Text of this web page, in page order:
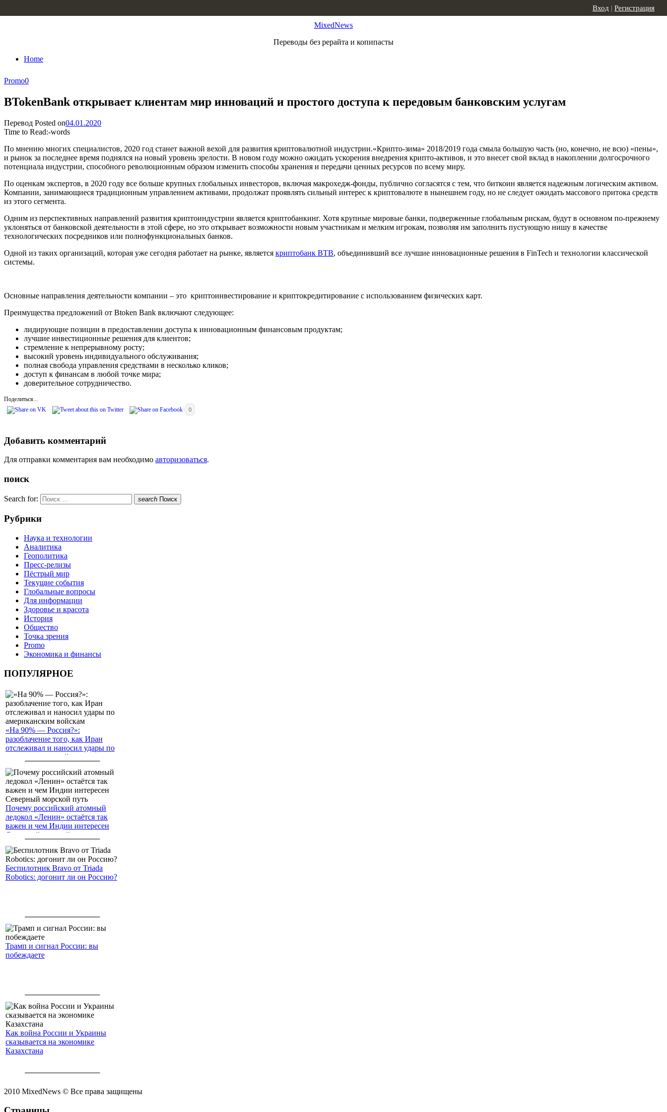
MixedNews
Переводы без рерайта и копипасты
Home
Вход | Регистрация
Promo0
BTokenBank открывает клиентам мир инноваций и простого доступа к передовым банковским услугам
Перевод Posted on04.01.2020
Time to Read:-words
По мнению многих специалистов, 2020 год станет важной вехой для развития криптовалютной индустрии.«Крипто-зима» 2018/2019 года смыла большую часть (но, конечно, не всю) «пены»,
и рынок за последнее время поднялся на новый уровень зрелости. В новом году можно ожидать ускорения внедрения крипто-активов, и это внесет свой вклад в накоплении долгосрочного
потенциала индустрии, способного революционным образом изменить способы хранения и передачи ценных ресурсов по всему миру.
По оценкам экспертов, в 2020 году все больше крупных глобальных инвесторов, включая макрохедж-фонды, публично согласятся с тем, что биткоин является надежным логическим активом.
Компании, занимающиеся традиционным управлением активами, продолжат проявлять сильный интерес к криптовалюте в нынешнем году, но не следует ожидать массового притока средств
из этого сегмента.
Одним из перспективных направлений развития криптоиндустрии является криптобанкинг. Хотя крупные мировые банки, подверженные глобальным рискам, будут в основном по-прежнему
уклоняться от банковской деятельности в этой сфере, но это открывает возможности новым участникам и мелким игрокам, позволяя им заполнить пустующую нишу в качестве
технологических посредников или полнофункциональных банков.
Одной из таких организаций, которая уже сегодня работает на рынке, является криптобанк BTB, объединивший все лучшие инновационные решения в FinTech и технологии классической
системы.
Основные направления деятельности компании – это криптоинвестирование и криптокредитирование с использованием физических карт.
Преимущества предложений от Btoken Bank включают следующее:
лидирующие позиции в предоставлении доступа к инновационным финансовым продуктам;
лучшие инвестиционные решения для клиентов;
стремление к непрерывному росту;
высокий уровень индивидуального обслуживания;
полная свобода управления средствами в несколько кликов;
доступ к финансам в любой точке мира;
доверительное сотрудничество.
Поделиться...
0
Добавить комментарий
Для отправки комментария вам необходимо авторизоваться.
поиск
Search for: search Поиск
Рубрики
Наука и технологии
Аналитика
Геополитика
Пресс-релизы
Пёстрый мир
Текущие события
Глобальные вопросы
Для информации
Здоровье и красота
История
Общество
Точка зрения
Promo
Экономика и финансы
ПОПУЛЯРНОЕ
«На 90% — Россия?»:
разоблачение того, как Иран
отслеживал и наносил удары по
американским войскам
Почему российский атомный
ледокол «Ленин» остаётся так
важен и чем Индии интересен
Северный морской путь
Беспилотник Bravo от Triada
Robotics: догонит ли он Россию?
Трамп и сигнал России: вы
побеждаете
Как война России и Украины
сказывается на экономике
Казахстана
2010 MixedNews © Все права защищены